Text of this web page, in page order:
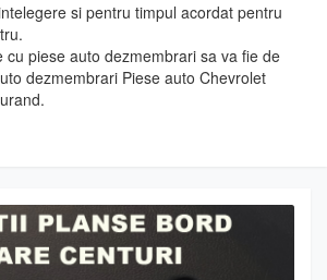
si pentru timpul acordat pentru
cu piese auto dezmembrari sa va fie de
dezmembrari Piese auto Chevrolet